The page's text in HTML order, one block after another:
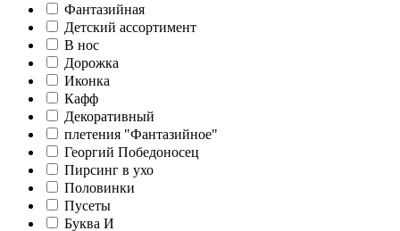
Фантазийная
Детский ассортимент
В нос
Дорожка
Иконка
Кафф
Декоративный
плетения "Фантазийное"
Георгий Победоносец
Пирсинг в ухо
Половинки
Пусеты
Буква И